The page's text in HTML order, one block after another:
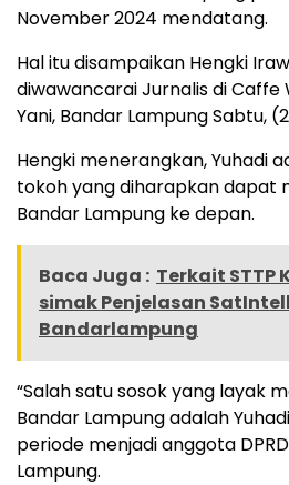
November 2024 mendatang.
Hal itu disampaikan Hengki
diwawancarai Jurnalis di Caffe
Yani, Bandar Lampung Sabtu,
Hengki menerangkan, Yuhadi
tokoh yang diharapkan dapat
Bandar Lampung ke depan.
Baca Juga : Terkait STTP
simak Penjelasan
Bandarlampung
“Salah satu sosok yang layak
Bandar Lampung adalah
periode menjadi anggota
Lampung.